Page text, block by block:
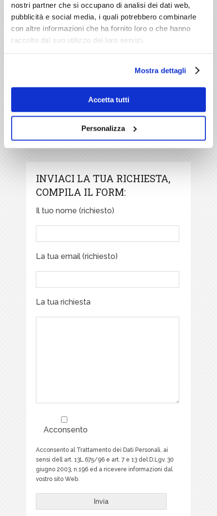
nostri partner che si occupano di analisi dei dati web,
pubblicità e social media, i quali potrebbero combinarle
con altre informazioni che ha fornito loro o che hanno
raccolto dal suo utilizzo dei loro servizi.
Mostra dettagli
Accetta tutti
Personalizza
INVIACI LA TUA RICHIESTA,
COMPILA IL FORM:
Il tuo nome (richiesto)
La tua email (richiesto)
La tua richiesta
Acconsento
Acconsento al Trattamento dei Dati Personali, ai
sensi dell art. 13L.675/96 e art. 7 e 13 del D.Lgv. 30
giugno 2003, n.196 ed a ricevere informazioni dal
vostro sito Web.